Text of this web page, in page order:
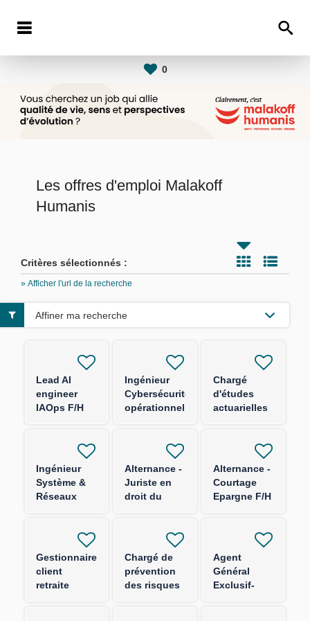
0
Les offres d'emploi Malakoff
Humanis
Critères sélectionnés :
» Afficher l'url de la recherche
Lead AI
engineer
IAOps F/H
Ingénieur
Cybersécurité
opérationnelle
Chargé
d'études
actuarielles
Ingénieur
Système &
Réseaux
Alternance -
Juriste en
droit du
Alternance -
Courtage
Epargne F/H
Gestionnaire
client
retraite
Chargé de
prévention
des risques
Agent
Général
Exclusif-
Affiner ma recherche